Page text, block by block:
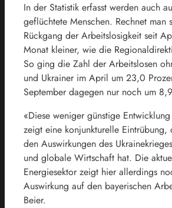
In der Statistik erfasst werden auch
geflüchtete Menschen. Rechnet man
Rückgang der Arbeitslosigkeit seit
Monat kleiner, wie die
So ging die Zahl der Arbeitslosen
und Ukrainer im April um 23,0
September dagegen nur noch um
«Diese weniger günstige
zeigt eine konjunkturelle Eintrübung,
den Auswirkungen des
und globale Wirtschaft hat. Die
Energiesektor zeigt hier allerdings
Auswirkung auf den bayerischen
Beier.